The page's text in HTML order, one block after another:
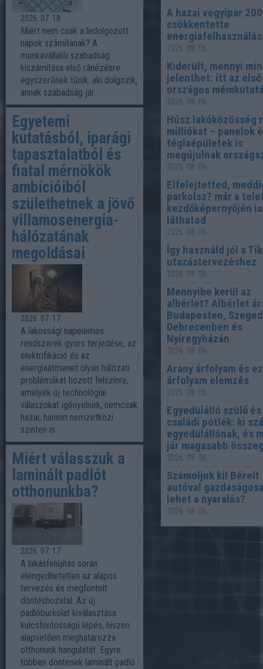
2026. 07. 18.
Miért nem csak a ledolgozott
napok számítanak? A
munkavállalói szabadság
kiszámítása első ránézésre
egyszerűnek tűnik: aki dolgozik,
annak szabadság jár.
Egyetemi
kutatásból, iparági
tapasztalatból és
fiatal mérnökök
ambícióiból
születhetnek a jövő
villamosenergia-
hálózatának
megoldásai
2026. 07. 17.
A lakossági napelemes
rendszerek gyors terjedése, az
elektrifikáció és az
energiaátmenet olyan hálózati
problémákat hozott felszínre,
amelyek új technológiai
válaszokat igényelnek, nemcsak
hazai, hanem nemzetközi
szinten is.
Miért válasszuk a
laminált padlót
otthonunkba?
2026. 07. 17.
A lakásfelújítás során
elengedhetetlen az alapos
tervezés és megfontolt
döntéshozatal. Az új
padlóburkolat kiválasztása
kulcsfontosságú lépés, hiszen
alapvetően meghatározza
otthonunk hangulatát. Egyre
többen döntenek laminált padló
A hazai vegyipar
csökkentette
2026. 08. 06.
Kiderült, mennyi
jelenthet: itt az első
országos
2026. 08. 06.
Húsz lakóközösség
milliókat – panelok
téglaépületek is
megújulnak
2026. 08. 06.
Elfelejtetted,
parkolsz? már a
kezdőképernyőjén is
láthatod
2026. 08. 06.
Így használd jól a
utazástervezéshez
2026. 08. 06.
Mennyibe kerül az
albérlet? Albérlet
Budapesten,
Debrecenben és
Nyíregyházán
2026. 08. 06.
Arany árfolyam és
árfolyam elemzés
2026. 08. 06.
Egyedülálló szülő és
családi pótlék: ki
egyedülállónak, és
jár magasabb
2026. 08. 06.
Számoljuk ki! Bérelt
autóval
lehet a nyaralás?
2026. 08. 06.